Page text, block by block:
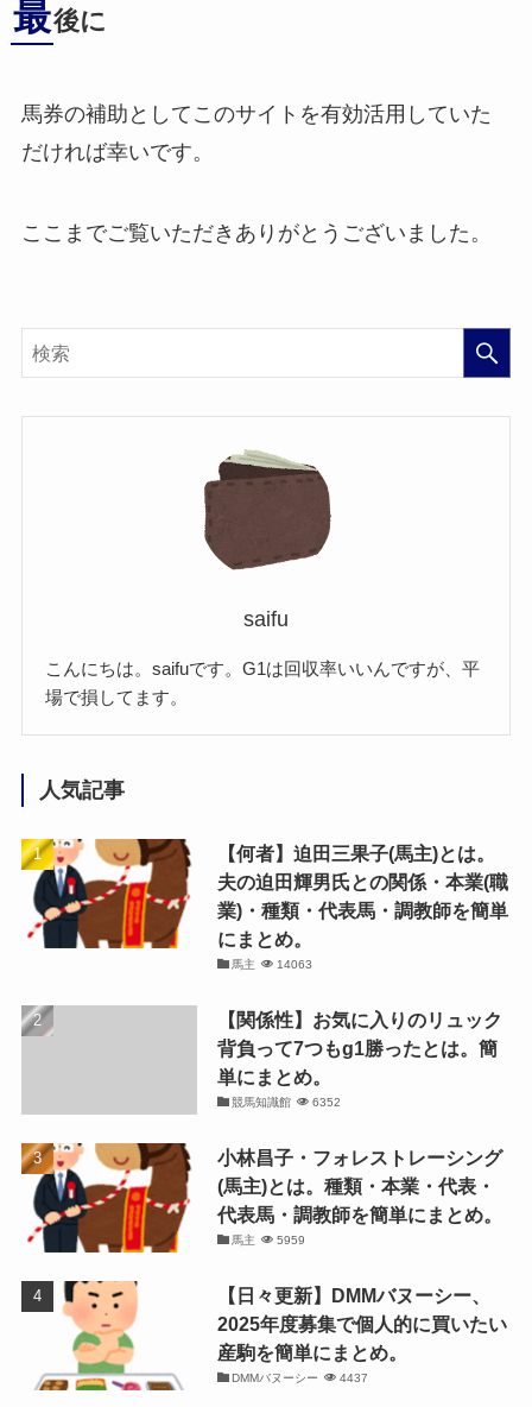
最後に
馬券の補助としてこのサイトを有効活用していた
だければ幸いです。
ここまでご覧いただきありがとうございました。
saifu
こんにちは。saifuです。G1は回収率いいんですが、平
場で損してます。
人気記事
【何者】迫田三果子(馬主)とは。
夫の迫田輝男氏との関係・本業(職
業)・種類・代表馬・調教師を簡単
にまとめ。
馬主 14063
【関係性】お気に入りのリュック
背負って7つもg1勝ったとは。簡
単にまとめ。
競馬知識館 6352
小林昌子・フォレストレーシング
(馬主)とは。種類・本業・代表・
代表馬・調教師を簡単にまとめ。
馬主 5959
【日々更新】DMMバヌーシー、
2025年度募集で個人的に買いたい
産駒を簡単にまとめ。
DMMバヌーシー 4437